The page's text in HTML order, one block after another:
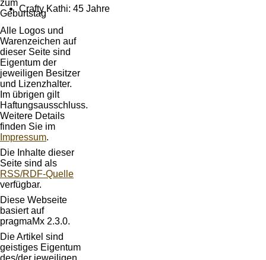
Crafty Kathi: 45 Jahre
Alle Logos und
Warenzeichen auf
dieser Seite sind
Eigentum der
jeweiligen Besitzer
und Lizenzhalter.
Im übrigen gilt
Haftungsausschluss.
Weitere Details
finden Sie im
Impressum.
Die Inhalte dieser
Seite sind als
RSS/RDF-Quelle
verfügbar.
Diese Webseite
basiert auf
pragmaMx 2.3.0.
Die Artikel sind
geistiges Eigentum
des/der jeweiligen